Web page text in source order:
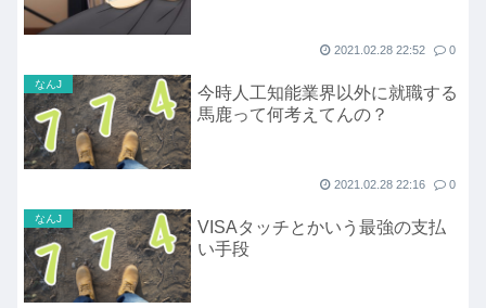
2021.02.28 22:52 0
なんJ
今時人工知能業界以外に就職する
馬鹿って何考えてんの？
2021.02.28 22:16 0
なんJ
VISAタッチとかいう最強の支払
い手段